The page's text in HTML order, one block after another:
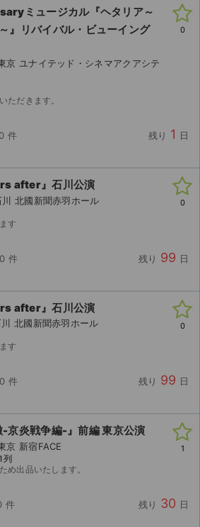
記
ミュージカル『ヘタリア～
リバイバル・ビューイング
ユナイテッド・シネマアクアシテ
ただきます。
0 件 残り 1 日
0
after』石川公演
北國新聞赤羽ホール
す
0 件 残り 99 日
0
after』石川公演
北國新聞赤羽ホール
す
0 件 残り 99 日
0
京炎戦争編-』前編 東京公演
新宿FACE
め出品いたします。
件 残り 30 日
1